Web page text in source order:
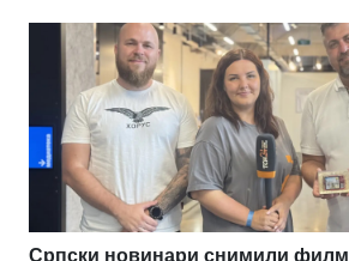
Српски новинари снимили филм